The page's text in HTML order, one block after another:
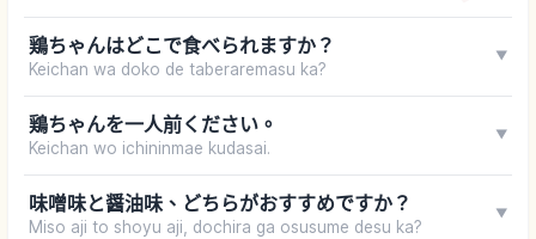
鶏ちゃんはどこで食べられますか？
Keichan wa doko de taberaremasu ka?
▼
鶏ちゃんを一人前ください。
Keichan wo ichininmae kudasai.
▼
味噌味と醤油味、どちらがおすすめですか？
Miso aji to shoyu aji, dochira ga osusume desu ka?
▼